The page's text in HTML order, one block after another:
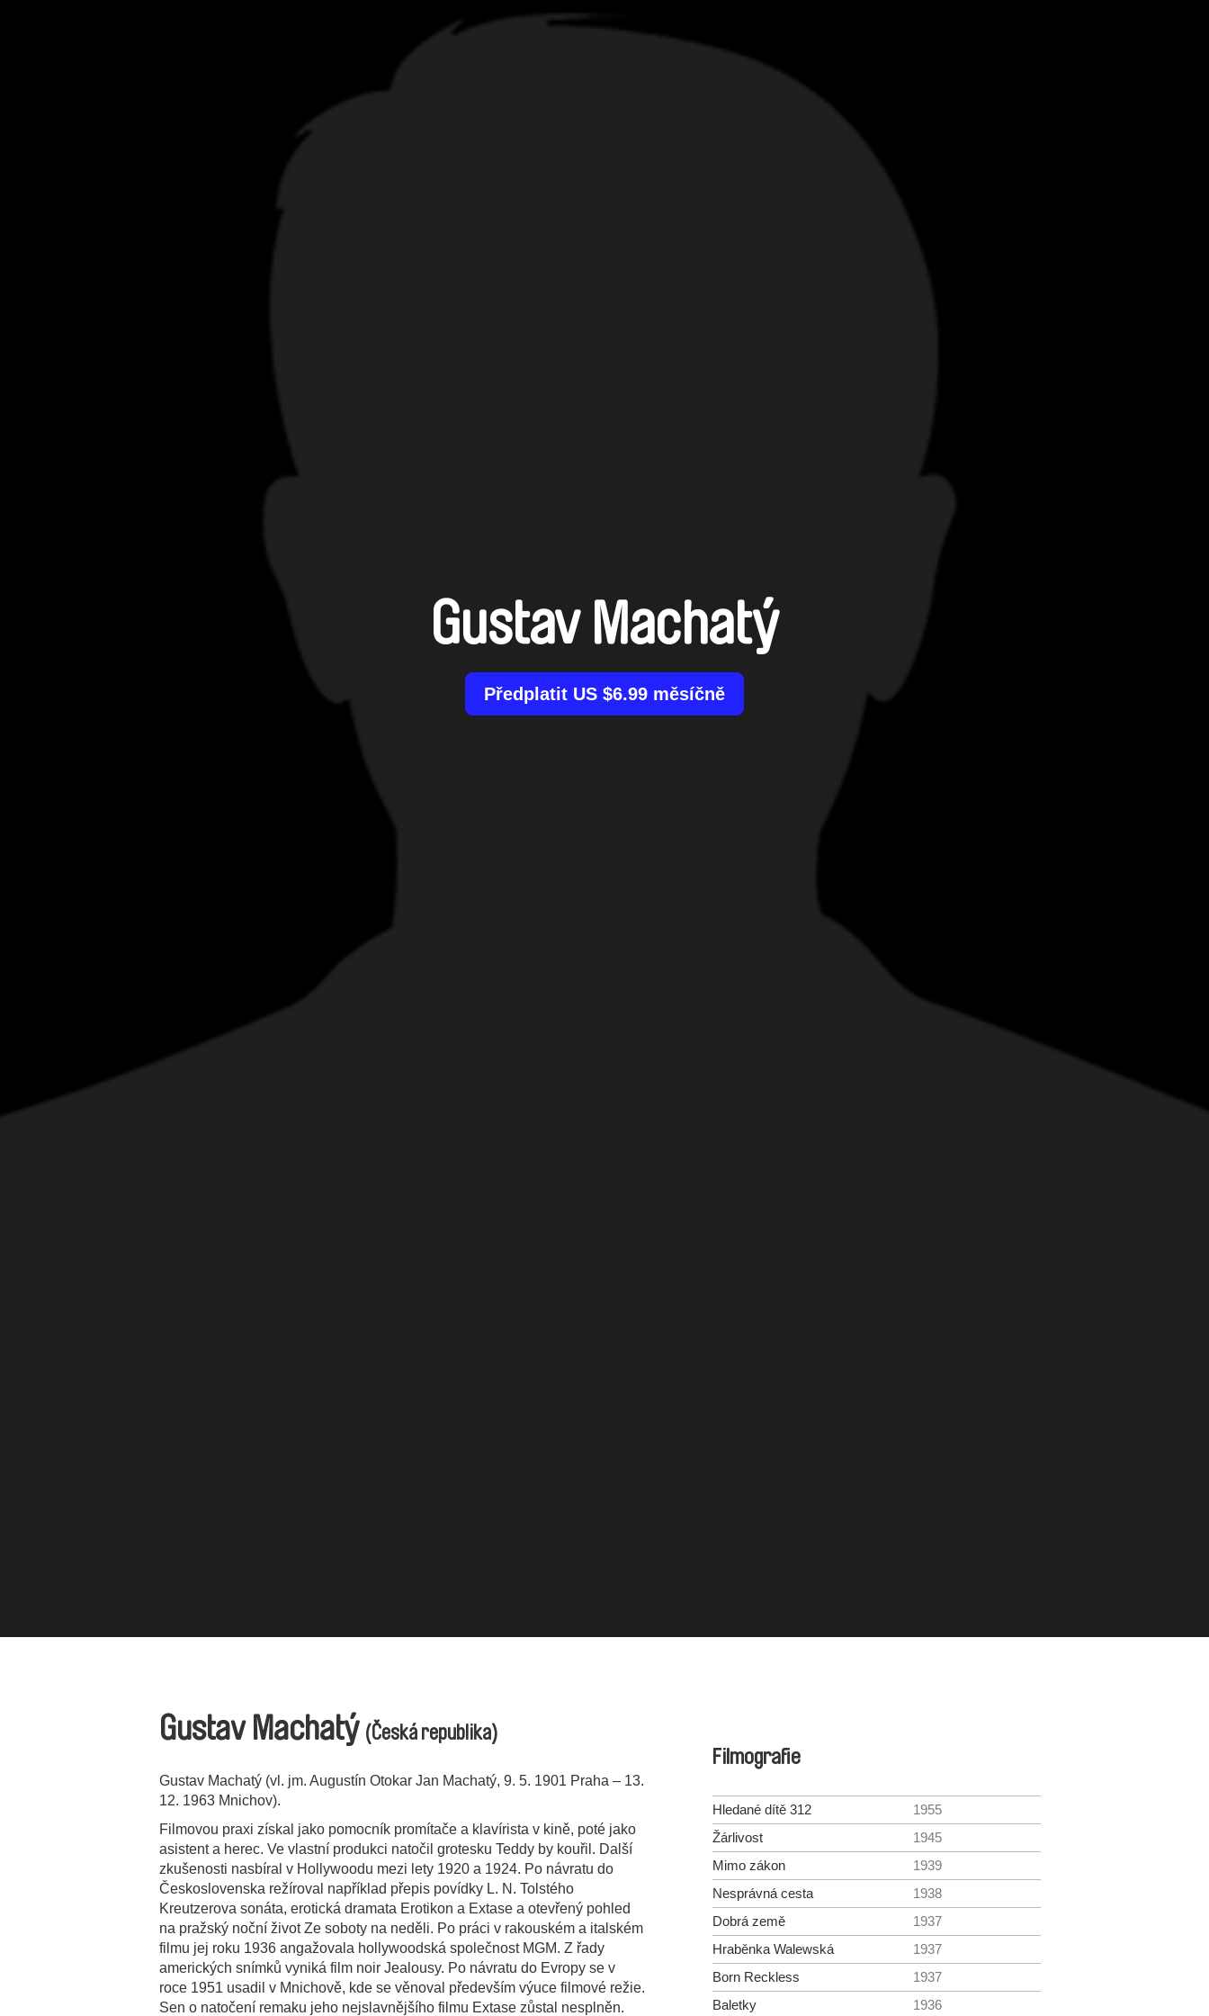
Gustav Machatý
Předplatit US $6.99 měsíčně
Gustav Machatý (Česká republika)
Gustav Machatý (vl. jm. Augustín Otokar Jan Machatý, 9. 5. 1901 Praha – 13.
12. 1963 Mnichov).
Filmovou praxi získal jako pomocník promítače a klavírista v kině, poté jako
asistent a herec. Ve vlastní produkci natočil grotesku Teddy by kouřil. Další
zkušenosti nasbíral v Hollywoodu mezi lety 1920 a 1924. Po návratu do
Československa režíroval například přepis povídky L. N. Tolstého
Kreutzerova sonáta, erotická dramata Erotikon a Extase a otevřený pohled
na pražský noční život Ze soboty na neděli. Po práci v rakouském a italském
filmu jej roku 1936 angažovala hollywoodská společnost MGM. Z řady
amerických snímků vyniká film noir Jealousy. Po návratu do Evropy se v
roce 1951 usadil v Mnichově, kde se věnoval především výuce filmové režie.
Sen o natočení remaku jeho nejslavnějšího filmu Extase zůstal nesplněn.
Filmografie
Hledané dítě 312
1955
Žárlivost
1945
Mimo zákon
1939
Nesprávná cesta
1938
Dobrá země
1937
Hraběnka Walewská
1937
Born Reckless
1937
Baletky
1936